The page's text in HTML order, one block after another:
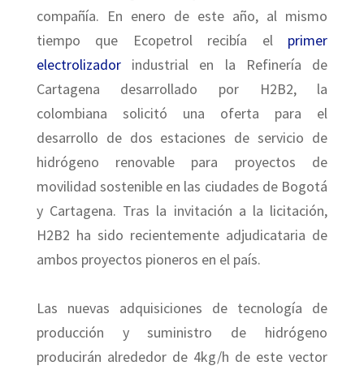
compañía. En enero de este año, al mismo
tiempo que Ecopetrol recibía el primer
electrolizadorindustrial en la Refinería de
Cartagena desarrollado por H2B2, la
colombiana solicitó una oferta para el
desarrollo de dos estaciones de servicio de
hidrógeno renovable para proyectos de
movilidad sostenible en las ciudades de Bogotá
y Cartagena. Tras la invitación a la licitación,
H2B2 ha sido recientemente adjudicataria de
ambos proyectos pioneros en el país.
Las nuevas adquisiciones de tecnología de
producción y suministro de hidrógeno
producirán alrededor de 4kg/h de este vector